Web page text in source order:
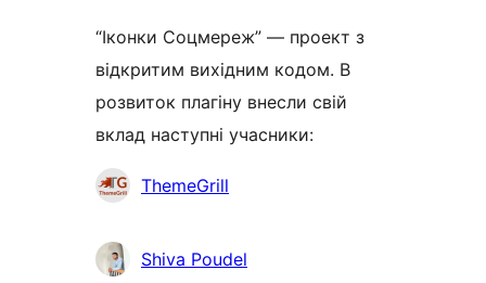
“Іконки Соцмереж” — проект з
відкритим вихідним кодом. В
розвиток плагіну внесли свій
вклад наступні учасники:
УчасникиThemeGrill
Shiva Poudel